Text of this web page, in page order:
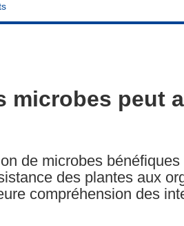
microbes peut
de microbes bénéfiques
des plantes aux
compréhension des